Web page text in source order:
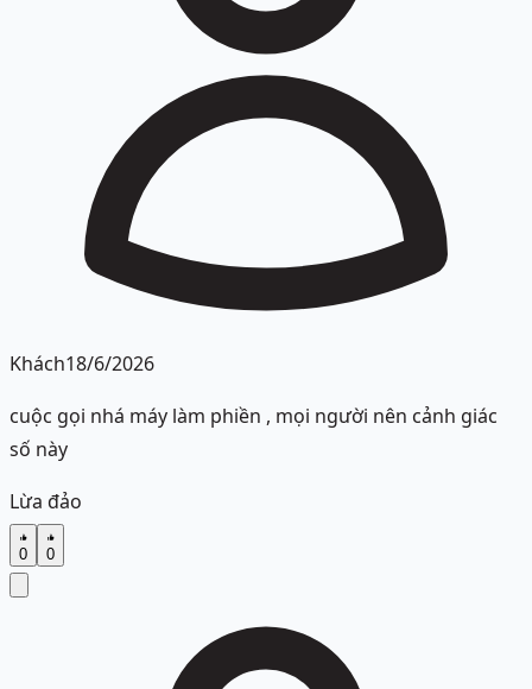
Khách18/6/2026
cuộc gọi nhá máy làm phiền , mọi người nên cảnh giác
số này
Lừa đảo
0 0